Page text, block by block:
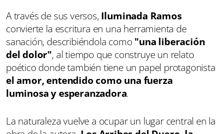
A través de sus versos, Iluminada Ramos
convierte la escritura en una herramienta de
sanación, describiéndola como "una liberación
del dolor", al tiempo que construye un relato
poético donde también tiene un papel protagonista
el amor, entendido como una fuerza
luminosa y esperanzadora.
La naturaleza vuelve a ocupar un lugar central en la